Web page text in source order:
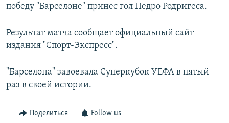
победу "Барселоне" принес гол Педро Родригеса.
Результат матча сообщает официальный сайт
издания "Спорт-Экспресс".
"Барселона" завоевала Суперкубок УЕФА в пятый
раз в своей истории.
Поделиться Follow us